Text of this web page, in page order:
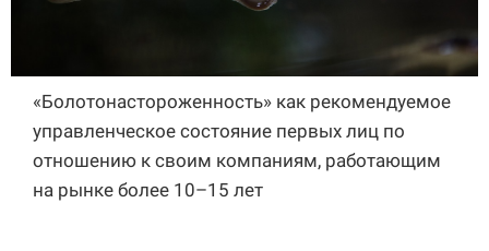
«Болотонастороженность» как рекомендуемое
управленческое состояние первых лиц по
отношению к своим компаниям, работающим
на рынке более 10–15 лет